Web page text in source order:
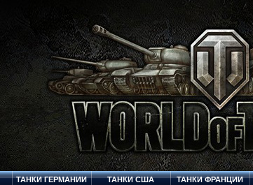
ТАНКИ ГЕРМАНИИ ТАНКИ США ТАНКИ ФРАНЦИИ